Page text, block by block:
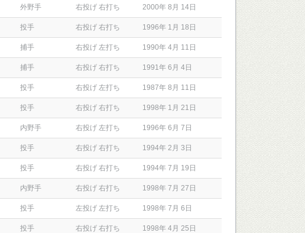
外野手 右投げ 右打ち 2000年 8月 14日
投手 右投げ 右打ち 1996年 1月 18日
捕手 右投げ 左打ち 1990年 4月 11日
捕手 右投げ 右打ち 1991年 6月 4日
投手 右投げ 左打ち 1987年 8月 11日
投手 右投げ 右打ち 1998年 1月 21日
内野手 右投げ 左打ち 1996年 6月 7日
投手 右投げ 右打ち 1994年 2月 3日
投手 右投げ 右打ち 1994年 7月 19日
内野手 右投げ 右打ち 1998年 7月 27日
投手 左投げ 左打ち 1998年 7月 6日
投手 右投げ 右打ち 1998年 4月 25日